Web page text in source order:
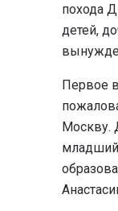
похода
детей,
Первое
Москву.
младший